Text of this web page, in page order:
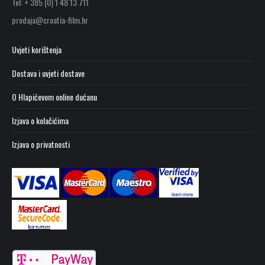
prodaja@croatia-film.hr
Uvjeti korištenja
Dostava i uvjeti dostave
O Hlapićevom online dućanu
Izjava o kolačićima
Izjava o privatnosti